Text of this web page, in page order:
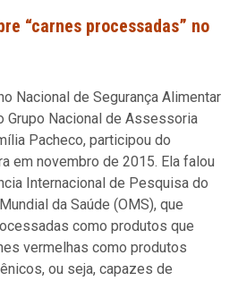
“carnes processadas” no
Nacional de Segurança Alimentar
Grupo Nacional de Assessoria
Pacheco, participou do
em novembro de 2015. Ela falou
Internacional de Pesquisa do
da Saúde (OMS), que
como produtos que
vermelhas como produtos
ou seja, capazes de